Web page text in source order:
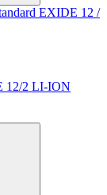
EXIDE 12 /